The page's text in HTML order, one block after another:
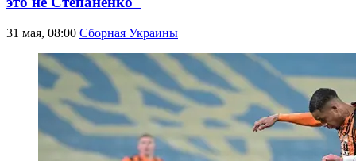
31 мая, 08:00 Сборная Украины